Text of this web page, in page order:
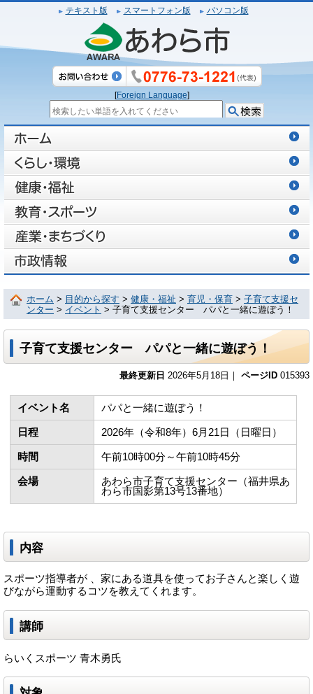
テキスト版 スマートフォン版 パソコン版
[Foreign Language]
ホーム > 目的から探す > 健康・福祉 > 育児・保育 > 子育て支援セ
ンター > イベント > 子育て支援センター パパと一緒に遊ぼう！
子育て支援センター パパと一緒に遊ぼう！
最終更新日 2026年5月18日｜ ページID 015393
イベント名 パパと一緒に遊ぼう！
日程 2026年（令和8年）6月21日（日曜日）
時間 午前10時00分～午前10時45分
会場
あわら市子育て支援センター（福井県あ
わら市国影第13号13番地）
内容
スポーツ指導者が 、家にある道具を使ってお子さんと楽しく遊
びながら運動するコツを教えてくれます。
講師
らいくスポーツ 青木勇氏